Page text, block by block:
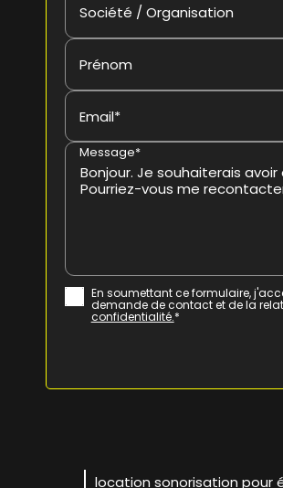
Société / Organisation
Prénom
Email*
Message*
En soumettant ce formulaire,
demande de contact et de la
confidentialité.*
location sonorisation pour